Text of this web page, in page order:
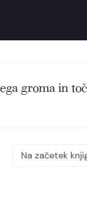
groma in
Na začetek